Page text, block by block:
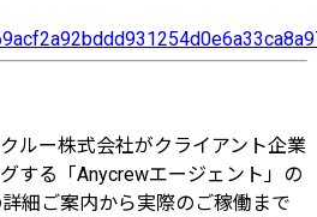
ルー株式会社がクライアント企業
する「Anycrewエージェント」の
細ご案内から実際のご稼働まで